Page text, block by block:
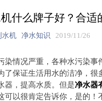
什么牌子好？合适
水机 净水知识 2019/11/26
染情况严重，各种水污染事
了保证生活用水的洁净，很
器，提高水质。但是净水器
可以很肯定告诉你，是的！